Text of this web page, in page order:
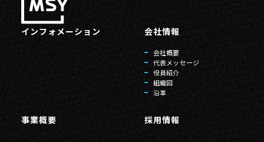
インフォメーション 会社情報
会社概要
代表メッセージ
役員紹介
組織図
沿革
事業概要 採用情報